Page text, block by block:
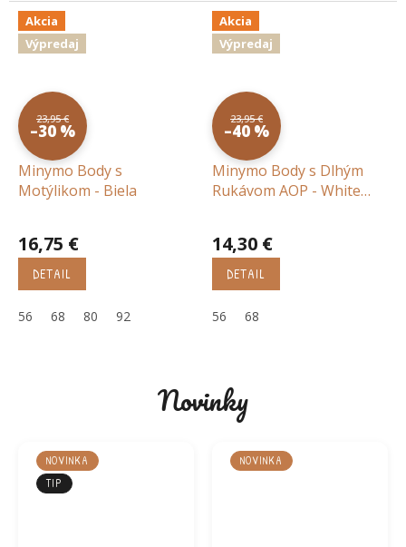
Akcia
Výpredaj
23,95 €
–30 %
Minymo Body s
Motýlikom - Biela
16,75 €
DETAIL
56 68 80 92
Akcia
Výpredaj
23,95 €
–40 %
Minymo Body s Dlhým
Rukávom AOP - White
14,30 €
DETAIL
56 68
Novinky
NOVINKA
TIP
NOVINKA